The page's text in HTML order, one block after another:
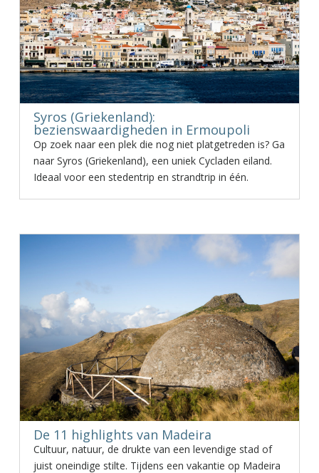
Syros (Griekenland):
bezienswaardigheden in Ermoupoli
Op zoek naar een plek die nog niet platgetreden is? Ga
naar Syros (Griekenland), een uniek Cycladen eiland.
Ideaal voor een stedentrip en strandtrip in één.
De 11 highlights van Madeira
Cultuur, natuur, de drukte van een levendige stad of
juist oneindige stilte. Tijdens een vakantie op Madeira